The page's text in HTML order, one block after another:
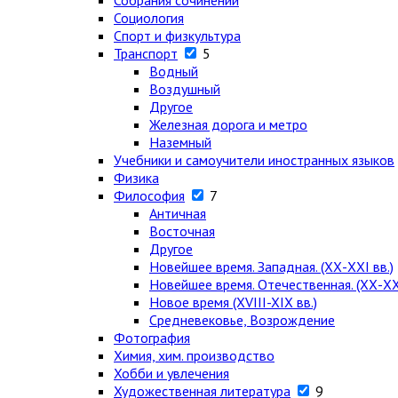
Социология
Спорт и физкультура
Транспорт
5
Водный
Воздушный
Другое
Железная дорога и метро
Наземный
Учебники и самоучители иностранных языков
Физика
Философия
7
Античная
Восточная
Другое
Новейшее время. Западная. (ХХ-ХХI вв.)
Новейшее время. Отечественная. (ХХ-
Новое время (XVIII-XIX вв.)
Средневековье, Возрождение
Фотография
Химия, хим. производство
Хобби и увлечения
Художественная литература
9